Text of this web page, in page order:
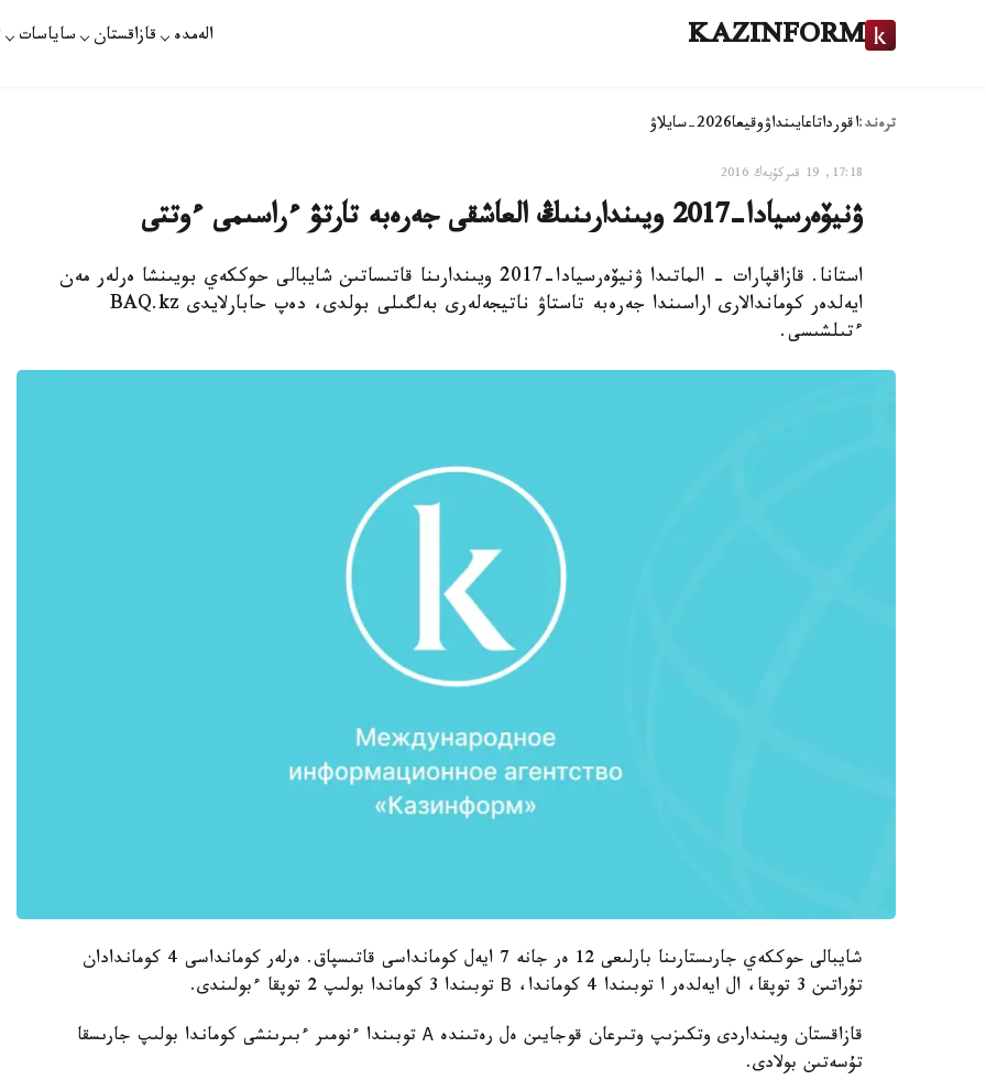
KAZINFORM الەمدە قازاقستان ساياسات
ترەند:اقورداتاعايىنداۋوقيعا2026-سايلاۋ
17:18, 19 قىركۇيەك 2016
ۋنيۆەرسيادا-2017 ويىندارىنىڭ العاشقى جەرەبە تارتۋ ءراسىمى ءوتتى
استانا. قازاقپارات - الماتىدا ۋنيۆەرسيادا-2017 ويىندارىنا قاتىساتىن شايبالى حوككەي بويىنشا ەرلەر مەن
ايەلدەر كوماندالارى اراسىندا جەرەبە تاستاۋ ناتيجەلەرى بەلگىلى بولدى، دەپ حابارلايدى BAQ.kz
ءتىلشىسى.
شايبالى حوككەي جارىستارىنا بارلىعى 12 ەر جانە 7 ايەل كومانداسى قاتىسپاق. ەرلەر كومانداسى 4 كوماندادان
تۇراتىن 3 توپقا، ال ايەلدەر ا توبىندا 4 كوماندا، В توبىندا 3 كوماندا بولىپ 2 توپقا ءبولىندى.
قازاقستان ويىنداردى وتكىزىپ وتىرعان قوجايىن ەل رەتىندە А توبىندا ءنومىر ءبىرىنشى كوماندا بولىپ جارىسقا
تۇسەتىن بولادى.